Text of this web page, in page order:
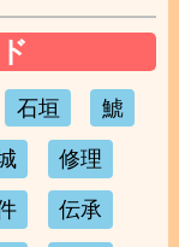
石垣 鯱
修理
伝承